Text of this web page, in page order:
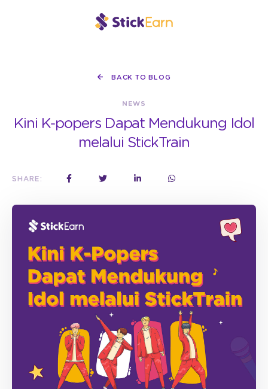
BACK TO BLOG
NEWS
Kini K-popers Dapat Mendukung Idol
melalui StickTrain
SHARE: